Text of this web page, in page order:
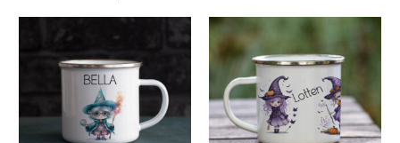
Prisintervall:
167,00 kr
Prisintervall:
till
167,00 kr